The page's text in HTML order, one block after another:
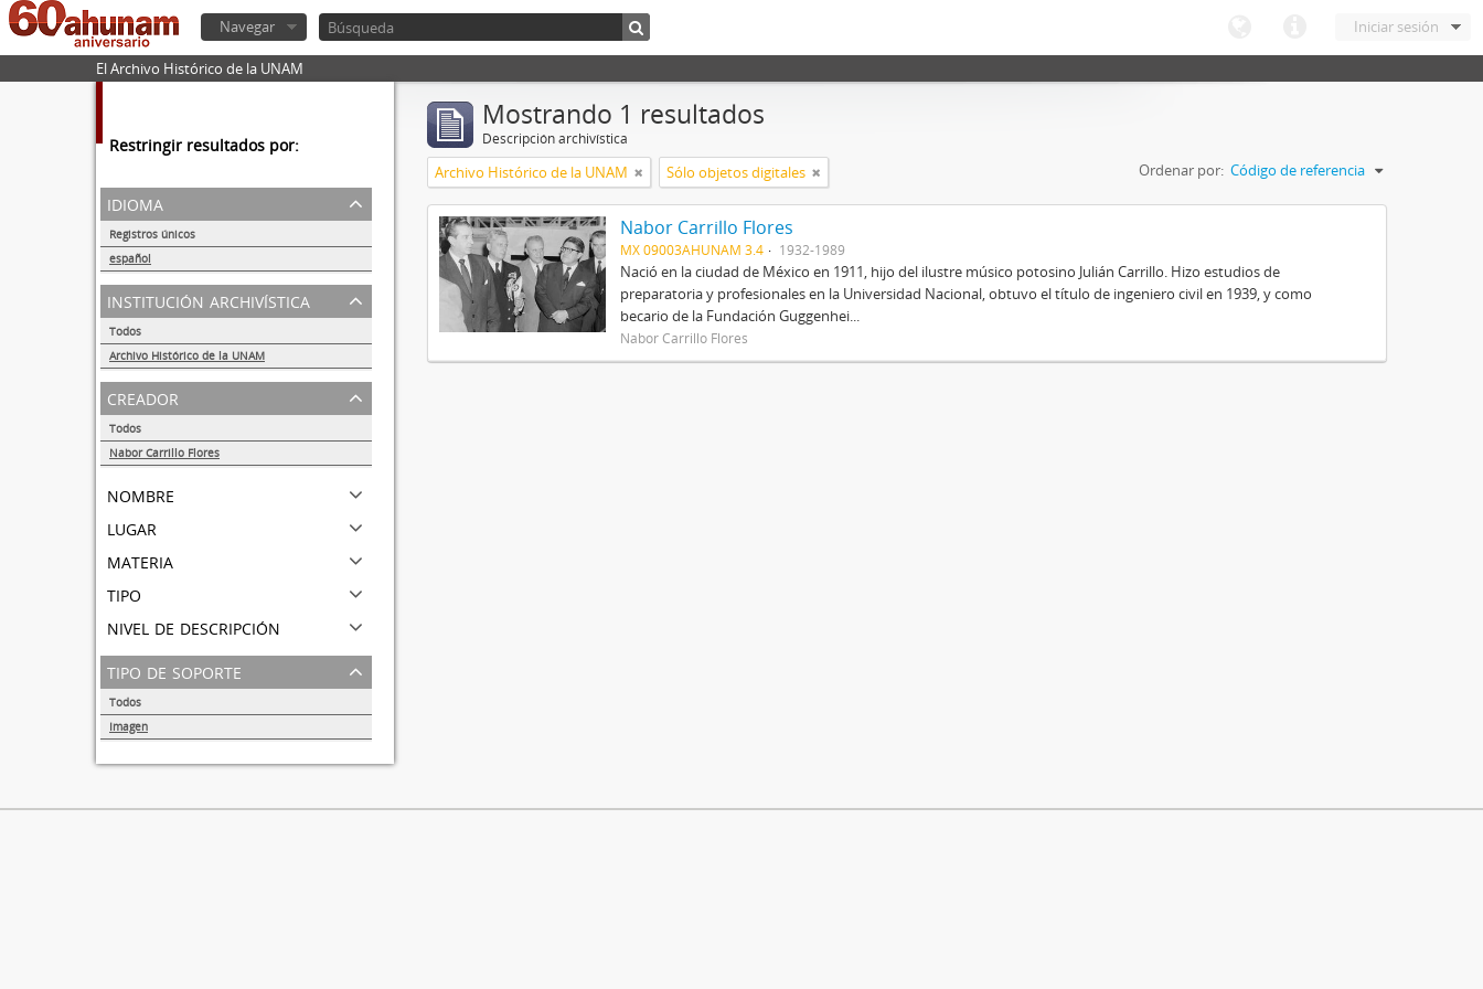
Iniciar sesión
Navegar
El Archivo Histórico de la UNAM
Restringir resultados por:
idioma
Registros únicos
español
1
institución archivística
Todos
Archivo Histórico de la UNAM
1
creador
Todos
Nabor Carrillo Flores
nombre
lugar
materia
tipo
nivel de descripción
tipo de soporte
Todos
Imagen
Mostrando 1 resultados
Descripción archivística
Archivo Histórico de la UNAM Sólo objetos digitales Ordenar por: Código de referencia
Nabor Carrillo Flores
MX 09003AHUNAM 3.4 1932-1989
Nació en la ciudad de México en 1911, hijo del ilustre músico potosino Julián Carrillo. Hizo estudios de
preparatoria y profesionales en la Universidad Nacional, obtuvo el título de ingeniero civil en 1939, y como
becario de la Fundación Guggenhei...
Nabor Carrillo Flores